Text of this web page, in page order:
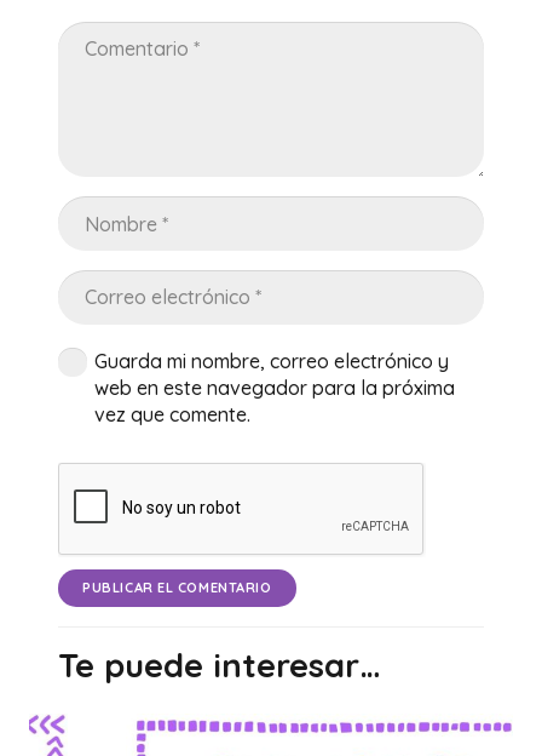
Guarda mi nombre, correo electrónico y
web en este navegador para la próxima
vez que comente.
PUBLICAR EL COMENTARIO
Te puede interesar…